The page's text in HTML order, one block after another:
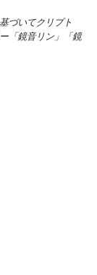
づいてクリプト
「鏡音リン」「鏡